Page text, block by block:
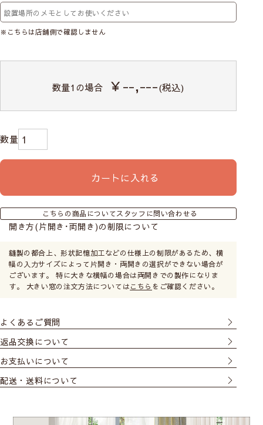
※こちらは店舗側で確認しません
数量1の場合 ￥--,---(税込)
カートに入れる
こちらの商品についてスタッフに問い合わせる
開き方(片開き･両開き)の制限について
縫製の都合上、形状記憶加工などの仕様上の制限があるため、横
幅の入力サイズによって片開き・両開きの選択ができない場合が
ございます。 特に大きな横幅の場合は両開きでの製作になりま
す。 大きい窓の注文方法についてはこちら をご確認ください。
よくあるご質問
返品交換について
お支払いについて
配送・送料について